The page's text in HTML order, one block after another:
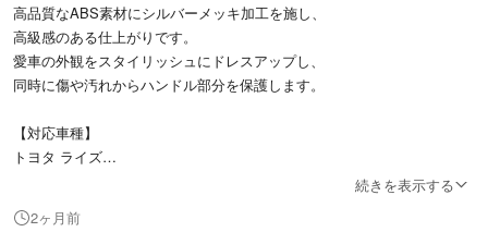
高品質なABS素材にシルバーメッキ加工を施し、
高級感のある仕上がりです。
愛車の外観をスタイリッシュにドレスアップし、
同時に傷や汚れからハンドル部分を保護します。
【対応車種】
トヨタ ライズ
続きを表示する
2ヶ月前